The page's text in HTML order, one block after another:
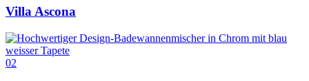
Villa Ascona
02